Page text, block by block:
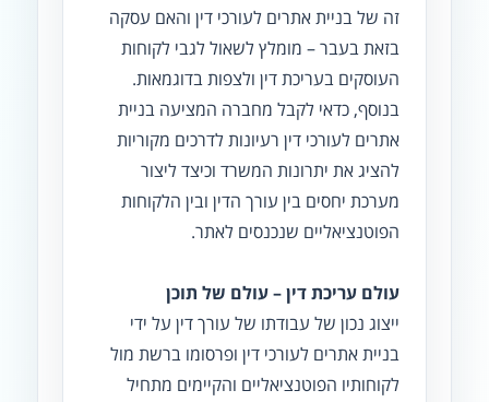
זה של בניית אתרים לעורכי דין והאם עסקה
בזאת בעבר – מומלץ לשאול לגבי לקוחות
העוסקים בעריכת דין ולצפות בדוגמאות.
בנוסף, כדאי לקבל מחברה המציעה בניית
אתרים לעורכי דין רעיונות לדרכים מקוריות
להציג את יתרונות המשרד וכיצד ליצור
מערכת יחסים בין עורך הדין ובין הלקוחות
הפוטנציאליים שנכנסים לאתר.
עולם עריכת דין – עולם של תוכן
ייצוג נכון של עבודתו של עורך דין על ידי
בניית אתרים לעורכי דין ופרסומו ברשת מול
לקוחותיו הפוטנציאליים והקיימים מתחיל